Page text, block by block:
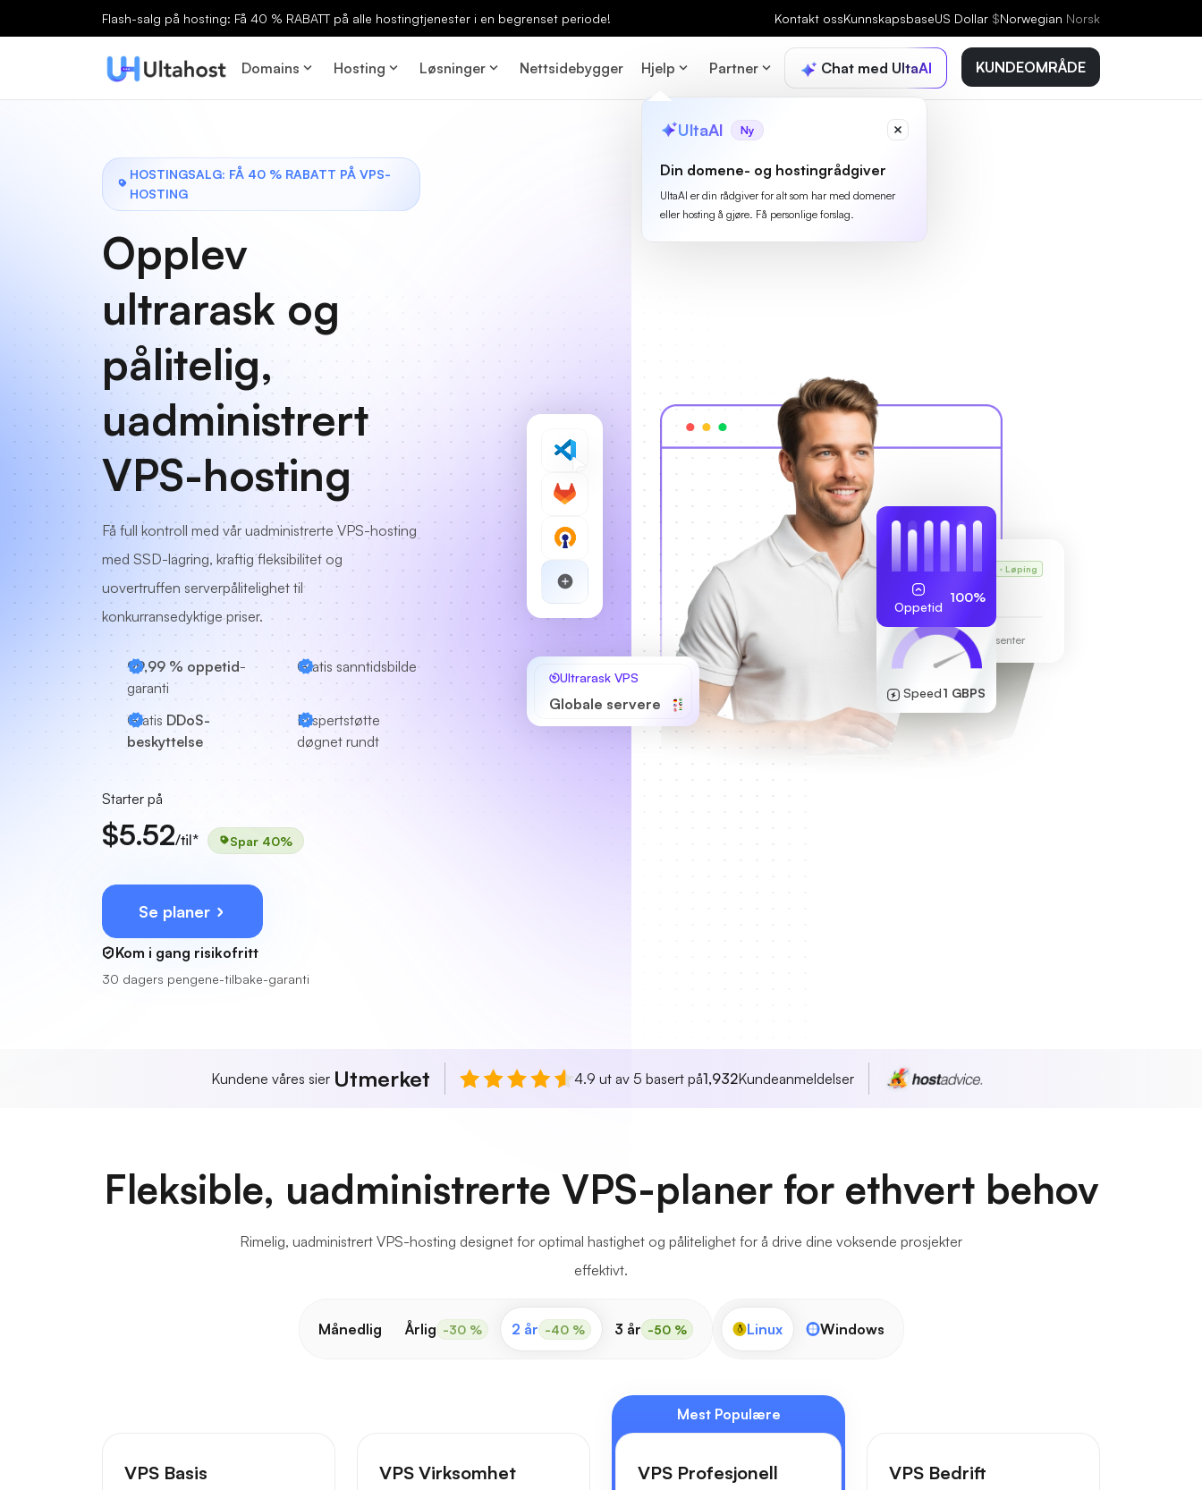
Flash-salg på hosting: Få 40 % RABATT på alle hostingtjenester i en begrenset periode! Kontakt ossKunnskapsbaseUS Dollar $Norwegian Norsk
Domains Hosting Løsninger Nettsidebygger Hjelp Partner Chat med UltaAI
UltaAI Ny
Din domene- og hostingrådgiver
UltaAI er din rådgiver for alt som har med domener
eller hosting å gjøre. Få personlige forslag.
KUNDEOMRÅDE
HOSTINGSALG: FÅ 40 % RABATT PÅ VPS-
HOSTING
Opplev
ultrarask og
pålitelig,
uadministrert
VPS-hosting
Få full kontroll med vår uadministrerte VPS-hosting
med SSD-lagring, kraftig fleksibilitet og
uovertruffen serverpålitelighet til
konkurransedyktige priser.
99,99 % oppetid-
garanti
Gratis sanntidsbilde
Gratis DDoS-
beskyttelse
Ekspertstøtte
døgnet rundt
Starter på
$5.52/til* Spar 40%
Se planer
Kom i gang risikofritt
30 dagers pengene-tilbake-garanti
Karls VPS Løping
255.189.85.19
Frankfurt datasenter
Speed1 GBPS
Oppetid
100%
Ultrarask VPS
Globale servere
Kundene våres sier Utmerket 4.9 ut av 5 basert på1,932Kundeanmeldelser
Fleksible, uadministrerte VPS-planer for ethvert behov
Rimelig, uadministrert VPS-hosting designet for optimal hastighet og pålitelighet for å drive dine voksende prosjekter
effektivt.
Månedlig Årlig -30 % 2 år -40 % 3 år -50 % Linux Windows
VPS Basis VPS Virksomhet
Mest Populære
VPS Profesjonell VPS Bedrift